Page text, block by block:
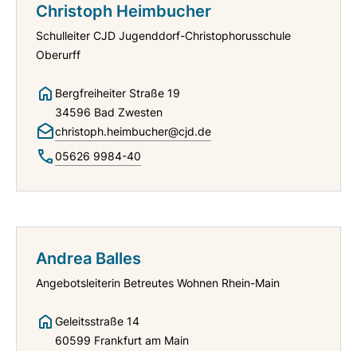
Christoph Heimbucher
Schulleiter CJD Jugenddorf-Christophorusschule
Oberurff
Bergfreiheiter Straße 19
34596 Bad Zwesten
christoph.heimbucher@cjd.de
05626 9984-40
Andrea Balles
Angebotsleiterin Betreutes Wohnen Rhein-Main
Geleitsstraße 14
60599 Frankfurt am Main